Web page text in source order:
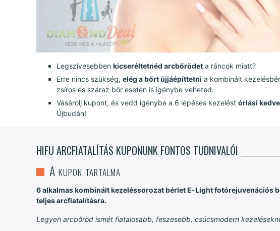
Legszívesebben kicseréltetnéd arcbőrödet a ráncok miatt?
Erre nincs szükség, elég a bőrt újjáépíttetni a kombinált
zsíros és száraz bőr esetén is igénybe veheted.
Vásárolj kupont, és vedd igénybe a 6 lépéses kezelést óriási
Újbudán!
HIFU ARCFIATALÍTÁS KUPONUNK FONTOS TUDNIVALÓI
A kupon tartalma
6 alkalmas kombinált kezeléssorozat bérlet E-Light fotórejuvenációs
teljes arcfiatalításra.
Legyen arcbőröd ismét fiatalosabb, feszesebb, csúcsmodern